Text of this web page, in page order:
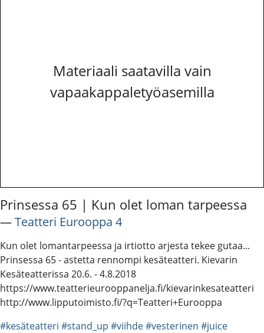
Materiaali saatavilla vain
vapaakappaletyöasemilla
Prinsessa 65 | Kun olet loman tarpeessa
―Teatteri Eurooppa 4
Kun olet lomantarpeessa ja irtiotto arjesta tekee gutaa...
Prinsessa 65 - astetta rennompi kesäteatteri. Kievarin
Kesäteatterissa 20.6. - 4.8.2018
https://www.teatterieurooppanelja.fi/kievarinkesateatteri
http://www.lipputoimisto.fi/?q=Teatteri+Eurooppa
#kesäteatteri #stand_up #viihde#vesterinen #juice